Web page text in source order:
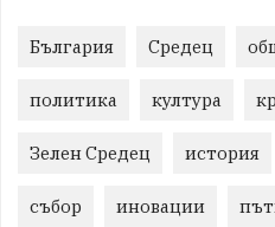
България Средец
политика култура
Зелен Средец история
събор иновации